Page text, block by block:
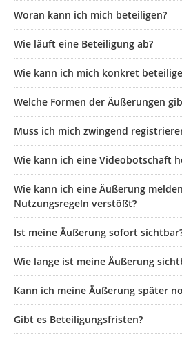
Woran kann ich mich beteiligen?
Wie läuft eine Beteiligung ab?
Wie kann ich mich konkret
Welche Formen der Äußerungen
Muss ich mich zwingend
Wie kann ich eine Videobotschaft
Wie kann ich eine Äußerung
Nutzungsregeln verstößt?
Ist meine Äußerung sofort
Wie lange ist meine Äußerung
Kann ich meine Äußerung später
Gibt es Beteiligungsfristen?